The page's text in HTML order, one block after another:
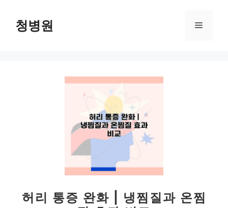
청병원 메
허리 통증 완화 | 냉찜질과 온찜